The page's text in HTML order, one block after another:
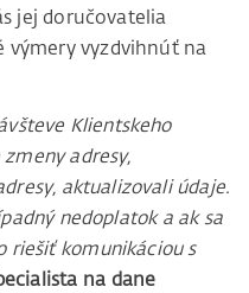
jej doručovatelia
výmery vyzdvihnúť na
Klientskeho
adresy,
aktualizovali údaje.
nedoplatok a ak sa
riešiť komunikáciou s
na dane